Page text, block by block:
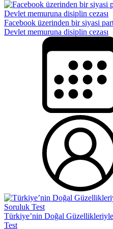
Facebook üzerinden bir siyasi
Devlet memuruna disiplin cezası
Türkiye’nin Doğal
Test